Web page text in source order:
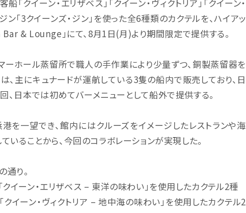
「クイーン・エリザベス」「クイーン・ヴィクトリア」「クイーン・
ン「3クイーンズ・ジン」を使った全6種類のカクテルを、ハイアッ
& Lounge」にて、8月1日(月)より期間限定で提供する。
ーホール蒸留所で職人の手作業により少量ずつ、銅製蒸留器を
、主にキュナードが運航している3隻の船内で販売しており、日
日本では初めてバーメニューとして船外で提供する。
を一望でき、館内にはクルーズをイメージしたレストランや海
いることから、今回のコラボレーションが実現した。
り。
イーン・エリザベス – 東洋の味わい」を使用したカクテル2種
イーン・ヴィクトリア – 地中海の味わい」を使用したカクテル2